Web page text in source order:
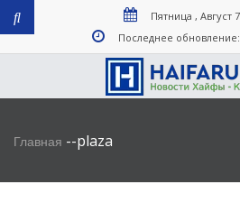
Пятница , Август
Последнее обновление:
Главная --plaza